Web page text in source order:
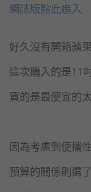
網誌版點此進入
好久沒有開箱蘋
這次購入的是11
買的是最便宜的
因為考慮到便攜
預算的關係則選